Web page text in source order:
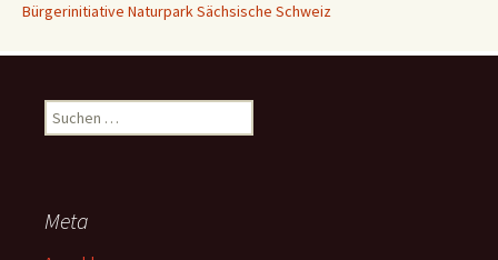
Bürgerinitiative Naturpark Sächsische Schweiz
Suchen
nach:
Meta